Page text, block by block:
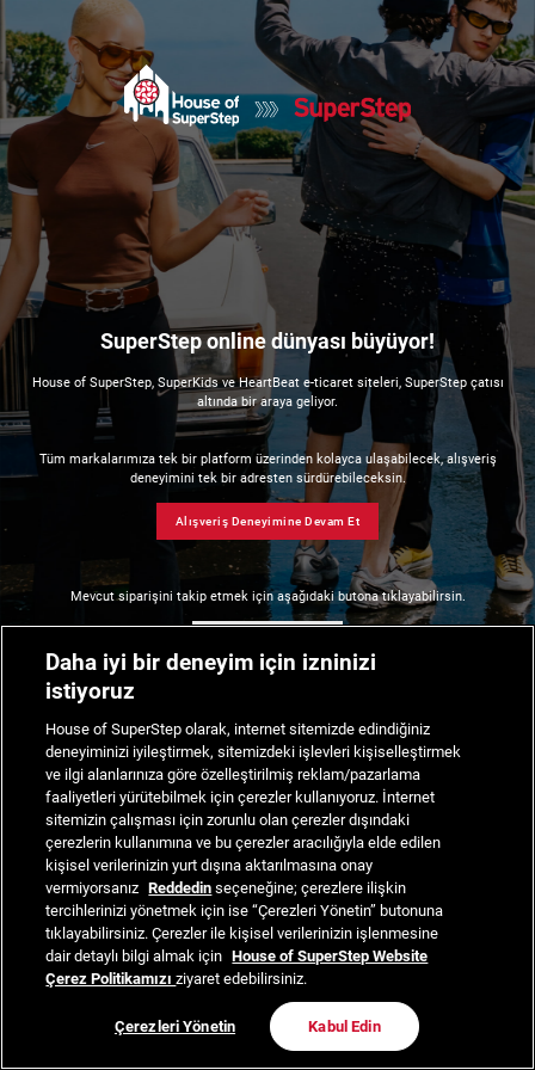
SuperStep online dünyası büyüyor!
House of SuperStep, SuperKids ve HeartBeat e-ticaret siteleri, SuperStep çatısı
altında bir araya geliyor.
Tüm markalarımıza tek bir platform üzerinden kolayca ulaşabilecek, alışveriş
deneyimini tek bir adresten sürdürebileceksin.
Alışveriş Deneyimine Devam Et
Mevcut siparişini takip etmek için aşağıdaki butona tıklayabilirsin.
Daha iyi bir deneyim için izninizi
istiyoruz
House of SuperStep olarak, internet sitemizde edindiğiniz
deneyiminizi iyileştirmek, sitemizdeki işlevleri kişiselleştirmek
ve ilgi alanlarınıza göre özelleştirilmiş reklam/pazarlama
faaliyetleri yürütebilmek için çerezler kullanıyoruz. İnternet
sitemizin çalışması için zorunlu olan çerezler dışındaki
çerezlerin kullanımına ve bu çerezler aracılığıyla elde edilen
kişisel verilerinizin yurt dışına aktarılmasına onay
vermiyorsanız Reddedin seçeneğine; çerezlere ilişkin
tercihlerinizi yönetmek için ise “Çerezleri Yönetin” butonuna
tıklayabilirsiniz. Çerezler ile kişisel verilerinizin işlenmesine
dair detaylı bilgi almak için House of SuperStep Website
Çerez Politikamızıziyaret edebilirsiniz.
Çerezleri Yönetin Kabul Edin